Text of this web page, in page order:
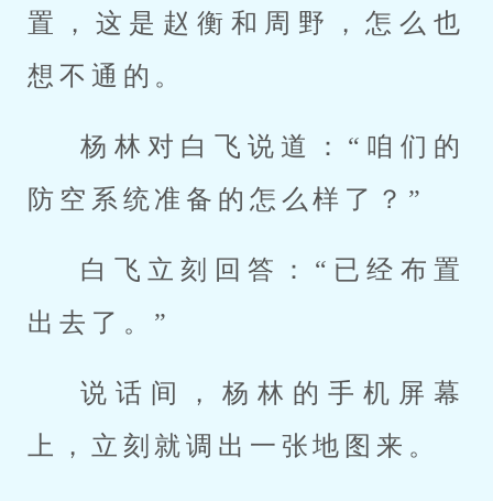
置，这是赵衡和周野，怎么也
想不通的。
杨林对白飞说道：“咱们的
防空系统准备的怎么样了？”
白飞立刻回答：“已经布置
出去了。”
说话间，杨林的手机屏幕
上，立刻就调出一张地图来。